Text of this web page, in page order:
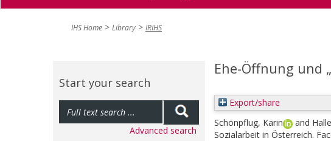
IHS Home Library IRIHS
Start your search
Advanced search
Ehe-Öffnung und
Export/share
Schönpflug, Karin
and
Sozialarbeit in Österreich.